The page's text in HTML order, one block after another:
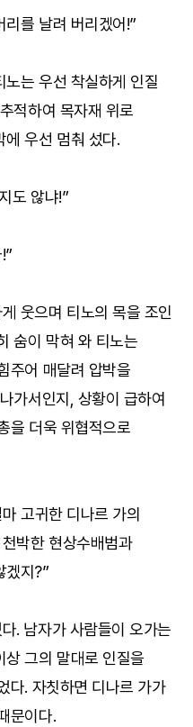
를 날려 버리겠어!”
는 우선 착실하게 인질
적하여 목자재 위로
에 우선 멈춰 섰다.
도 않냐!”
웃으며 티노의 목을 조인
숨이 막혀 와 티노는
주어 매달려 압박을
가서인지, 상황이 급하여
을 더욱 위협적으로
고귀한 디나르 가의
박한 현상수배범과
겠지?”
. 남자가 사람들이 오가는
상 그의 말대로 인질을
다. 자칫하면 디나르 가가
문이다.